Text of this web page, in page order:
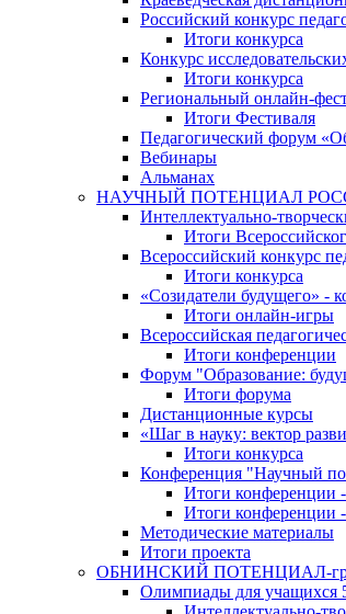
Российский конкурс
Итоги конкурса
Конкурс
Итоги конкурса
Региональный онлайн-
Итоги Фестиваля
Педагогический форум
Вебинары
Альманах
НАУЧНЫЙ ПОТЕНЦИАЛ
Интеллектуально-
Итоги
Всероссийский конкурс
Итоги конкурса
«Cозидатели будущего» -
Итоги онлайн-игры
Всероссийская
Итоги конференции
Форум "Образование:
Итоги форума
Дистанционные курсы
«Шаг в науку: вектор
Итоги конкурса
Конференция "Научный
Итоги конференции
Итоги конференции -
Методические материалы
Итоги проекта
ОБНИНСКИЙ ПОТЕНЦИАЛ-
Олимпиады для учащихся